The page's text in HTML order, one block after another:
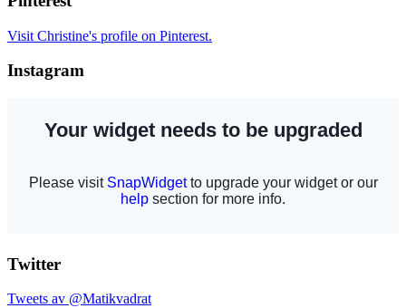
Visit Christine's profile on Pinterest.
Instagram
Twitter
Tweets av @Matikvadrat